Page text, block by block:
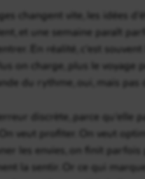
changent vite, les idées
et une semaine paraît
En réalité, c’est souvent
on charge, plus le voyage
du rythme, oui, mais pas
erreur discrète, parce qu’elle
On veut profiter. On veut
les envies, on finit parfois
la sentir. Or ce qui